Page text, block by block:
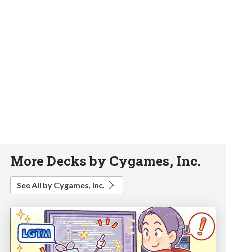
More Decks by Cygames, Inc.
See All by Cygames, Inc.